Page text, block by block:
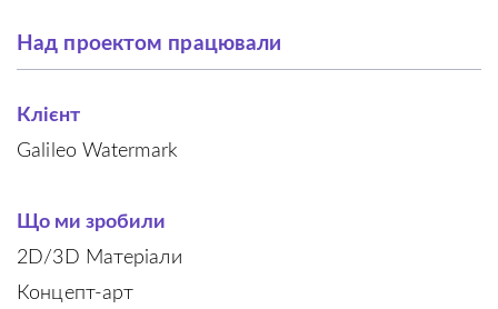
Над проектом працювали
Клієнт
Galileo Watermark
Що ми зробили
2D/3D Матеріали
Концепт-арт